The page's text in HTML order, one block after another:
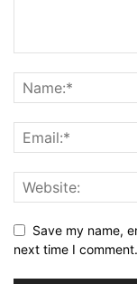
Save my name,
next time I comment.